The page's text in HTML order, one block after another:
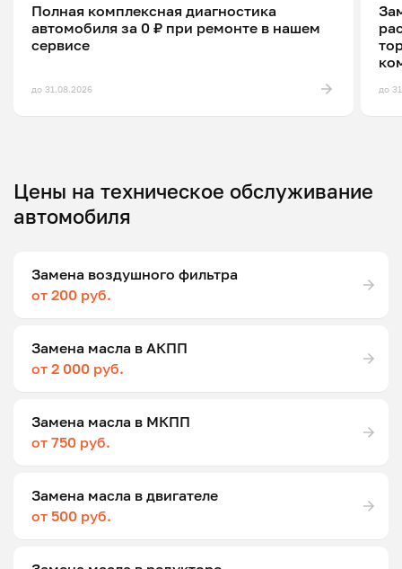
Полная комплексная диагностика
автомобиля за 0 ₽ при ремонте в нашем
сервисе
до 31.08.2026 до
Цены на техническое обслуживание
автомобиля
Замена воздушного фильтра
от 200 руб.
Замена масла в АКПП
от 2 000 руб.
Замена масла в МКПП
от 750 руб.
Замена масла в двигателе
от 500 руб.